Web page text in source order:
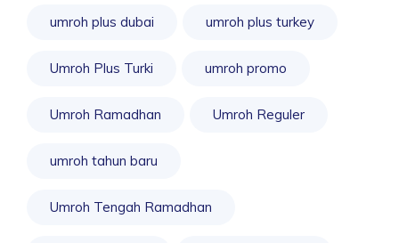
umroh plus dubai umroh plus turkey
Umroh Plus Turki umroh promo
Umroh Ramadhan Umroh Reguler
umroh tahun baru
Umroh Tengah Ramadhan